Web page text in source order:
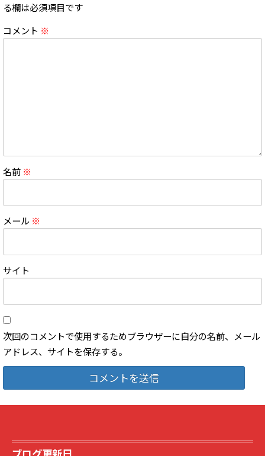
る欄は必須項目です
コメント ※
名前 ※
メール ※
サイト
次回のコメントで使用するためブラウザーに自分の名前、メール
アドレス、サイトを保存する。